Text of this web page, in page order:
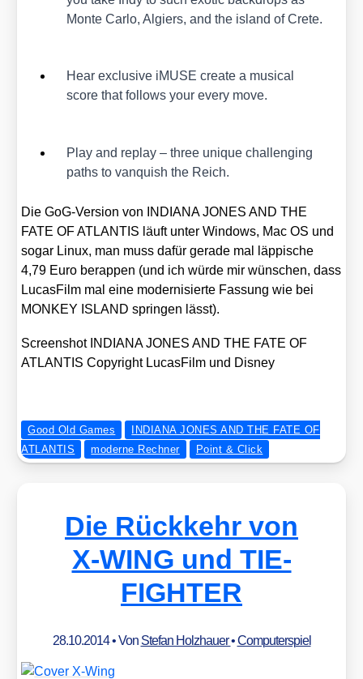
Mon­te Car­lo, Algiers, and the island of Cre­te.
Hear exclu­si­ve iMU­SE crea­te a musi­cal
score that fol­lows your every move.
Play and replay – three uni­que chal­len­ging
paths to van­quish the Reich.
Die GoG-Ver­si­on von INDIANA JONES AND THE
FATE OF ATLANTIS läuft unter Win­dows, Mac OS und
sogar Linux, man muss dafür gera­de mal läp­pi­sche
4,79 Euro berap­pen (und ich wür­de mir wün­schen, dass
Lucas­Film mal eine moder­ni­sier­te Fas­sung wie bei
MONKEY ISLAND sprin­gen lässt).
Screen­shot INDIANA JONES AND THE FATE OF
ATLANTIS Copy­right Lucas­Film und Dis­ney
Good Old Games
INDIANA JONES AND THE FATE OF
ATLANTIS
moderne Rechner Point & Click
Die Rückkehr von
X‑WING und TIE-
FIGHTER
28.10.2014• Von Stefan Holzhauer•Computerspiel